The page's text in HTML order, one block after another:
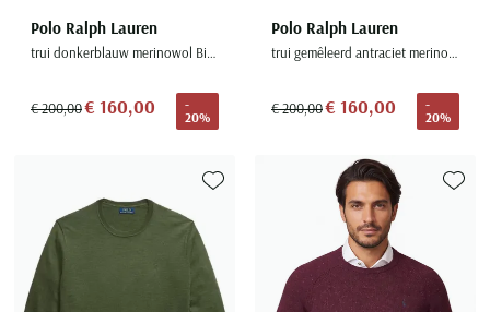
Polo Ralph Lauren
trui donkerblauw merinowol Big & Tall
€ 200,00€ 160,00
-
20%
Polo Ralph Lauren
trui gemêleerd antraciet merinowol wijde fit
€ 200,00€ 160,00
-
20%
Toevoegen aan favorieten